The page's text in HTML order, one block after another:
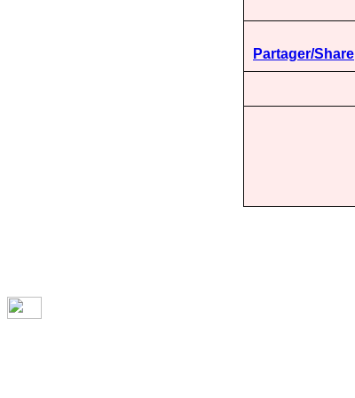
Partager/Share